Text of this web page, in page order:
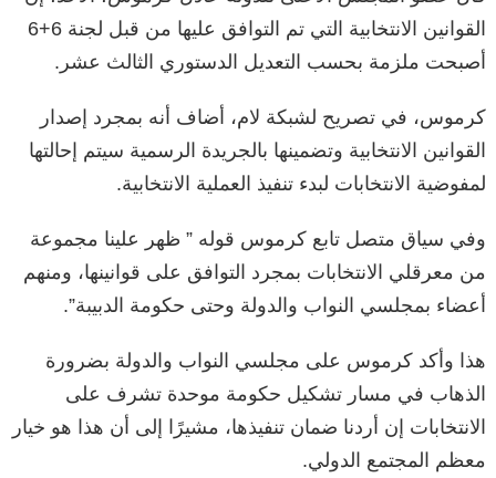
القوانين الانتخابية التي تم التوافق عليها من قبل لجنة 6+6
أصبحت ملزمة بحسب التعديل الدستوري الثالث عشر.
كرموس، في تصريح لشبكة لام، أضاف أنه بمجرد إصدار
القوانين الانتخابية وتضمينها بالجريدة الرسمية سيتم إحالتها
لمفوضية الانتخابات لبدء تنفيذ العملية الانتخابية.
وفي سياق متصل تابع كرموس قوله ” ظهر علينا مجموعة
من معرقلي الانتخابات بمجرد التوافق على قوانينها، ومنهم
أعضاء بمجلسي النواب والدولة وحتى حكومة الدبيبة”.
هذا وأكد كرموس على مجلسي النواب والدولة بضرورة
الذهاب في مسار تشكيل حكومة موحدة تشرف على
الانتخابات إن أردنا ضمان تنفيذها، مشيرًا إلى أن هذا هو خيار
معظم المجتمع الدولي.